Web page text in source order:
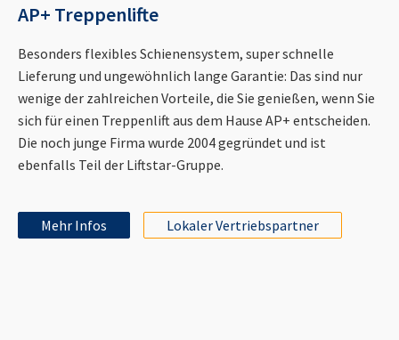
AP+ Treppenlifte
Besonders flexibles Schienensystem, super schnelle
Lieferung und ungewöhnlich lange Garantie: Das sind nur
wenige der zahlreichen Vorteile, die Sie genießen, wenn Sie
sich für einen Treppenlift aus dem Hause AP+ entscheiden.
Die noch junge Firma wurde 2004 gegründet und ist
ebenfalls Teil der Liftstar-Gruppe.
Mehr Infos Lokaler Vertriebspartner